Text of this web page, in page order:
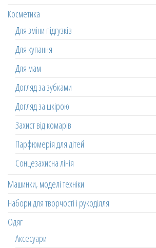
Косметика
Для зміни підгузків
Для купання
Для мам
Догляд за зубками
Догляд за шкірою
Захист від комарів
Парфюмерія для дітей
Сонцезахисна лінія
Машинки, моделі техніки
Набори для творчості і рукоділля
Одяг
Аксесуари